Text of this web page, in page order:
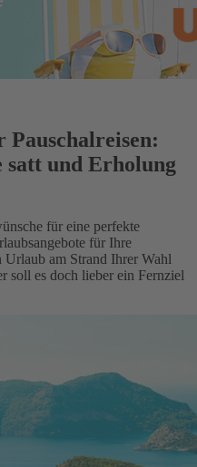
Pauschalreisen:
satt und Erholung
für eine perfekte
für Ihre
Urlaub am Strand Ihrer Wahl
soll es doch lieber ein Fernziel